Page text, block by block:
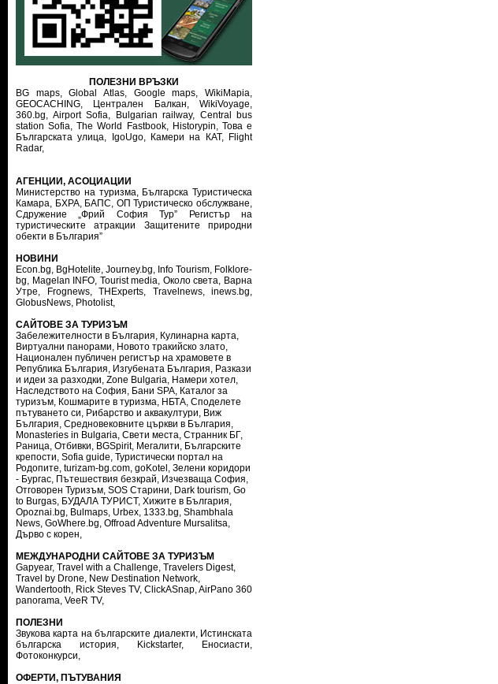
ПОЛЕЗНИ ВРЪЗКИ
BG maps,
Global Atlas, Google maps,
WikiMapia,
GEOCACHING,
Централен Балкан,
WikiVoyage,
360.bg, Airport Sofia, Bulgarian railway, Central bus
station Sofia, The World Fastbook, Historypin, Това е
Българската улица,
IgoUgo, Камери на КАТ, Flight
Radar,
АГЕНЦИИ, АСОЦИАЦИИ
Министерство на туризма, Българска Туристическа
Камара, БХРА, БАПС, ОП Туристическо обслужване,
Сдружение „Фрий София Тур”
Регистър на
туристическите атракции
Защитените природни
обекти в България”
НОВИНИ
Econ.bg, BgHotelite, Journey.bg, Info Tourism, Folklore-
bg, Magelan INFO, Tourist media, Около света, Варна
Утре, Frognews, THExperts, Travelnews, inews.bg,
GlobusNews, Photolist,
САЙТОВЕ ЗА ТУРИЗЪМ
Забележителности в България, Кулинарна карта,
Виртуални панорами, Новото тракийско злато,
Национален публичен регистър на храмовете в
Република България, Изгубената България, Разкази
и идеи за разходки, Zone Bulgaria, Намери хотел,
Наследството на София, Бани SPA, Каталог за
туризъм, Кошмарите в туризма, НБТА, Споделете
пътуването си, Рибарство и аквакултури, Виж
България, Средновековните църкви в България,
Monasteries in Bulgaria, Свети места, Странник БГ,
Раница, Отбивки, BGSpirit, Мегалити, Българските
крепости, Sofia guide, Туристически портал на
Родопите, turizam-bg.com, goKotel , Зелени коридори
- Бургас, Пътешествия безкрай, Изчезваща София,
Отговорен Туризъм, SOS Старини, Dark tourism, Go
to Burgas, БУДАЛА ТУРИСТ, Хижите в България,
Opoznai.bg, Bulmaps, Urbex, 1333.bg, Shambhala
News, GoWhere.bg, Offroad Adventure Mursalitsa,
Дърво с корен,
МЕЖДУНАРОДНИ САЙТОВЕ ЗА ТУРИЗЪМ
Gapyear, Travel with a Challenge, Travelers Digest,
Travel by Drone, New Destination Network,
Wandertooth, Rick Steves TV, ClickASnap,AirPano 360
panorama, VeeR TV,
ПОЛЕЗНИ
Звукова карта на българските диалекти, Истинската
българска история, Kickstarter, Еносиасти,
Фотоконкурси,
ОФЕРТИ, ПЪТУВАНИЯ